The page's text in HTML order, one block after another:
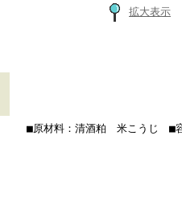
拡大表示
■原材料：清酒粕 米こうじ ■